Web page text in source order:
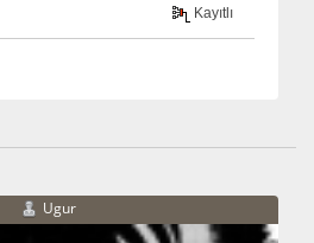
Kayıtlı
Ugur